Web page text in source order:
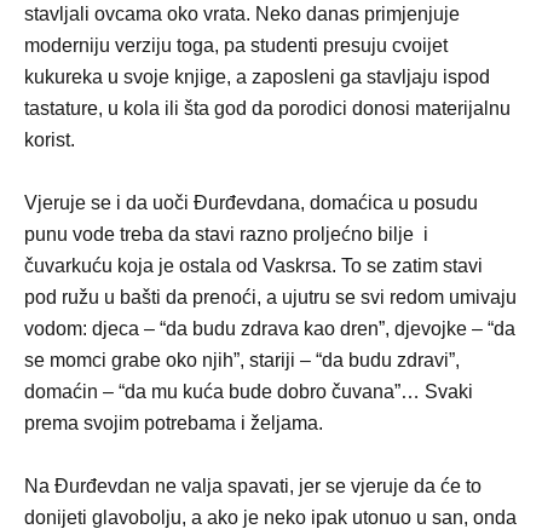
stavljali ovcama oko vrata. Neko danas primjenjuje
moderniju verziju toga, pa studenti presuju cvoijet
kukureka u svoje knjige, a zaposleni ga stavljaju ispod
tastature, u kola ili šta god da porodici donosi materijalnu
korist.
Vjeruje se i da uoči Đurđevdana, domaćica u posudu
punu vode treba da stavi razno proljećno bilje i
čuvarkuću koja je ostala od Vaskrsa. To se zatim stavi
pod ružu u bašti da prenoći, a ujutru se svi redom umivaju
vodom: djeca – “da budu zdrava kao dren”, djevojke – “da
se momci grabe oko njih”, stariji – “da budu zdravi”,
domaćin – “da mu kuća bude dobro čuvana”… Svaki
prema svojim potrebama i željama.
Na Đurđevdan ne valja spavati, jer se vjeruje da će to
donijeti glavobolju, a ako je neko ipak utonuo u san, onda